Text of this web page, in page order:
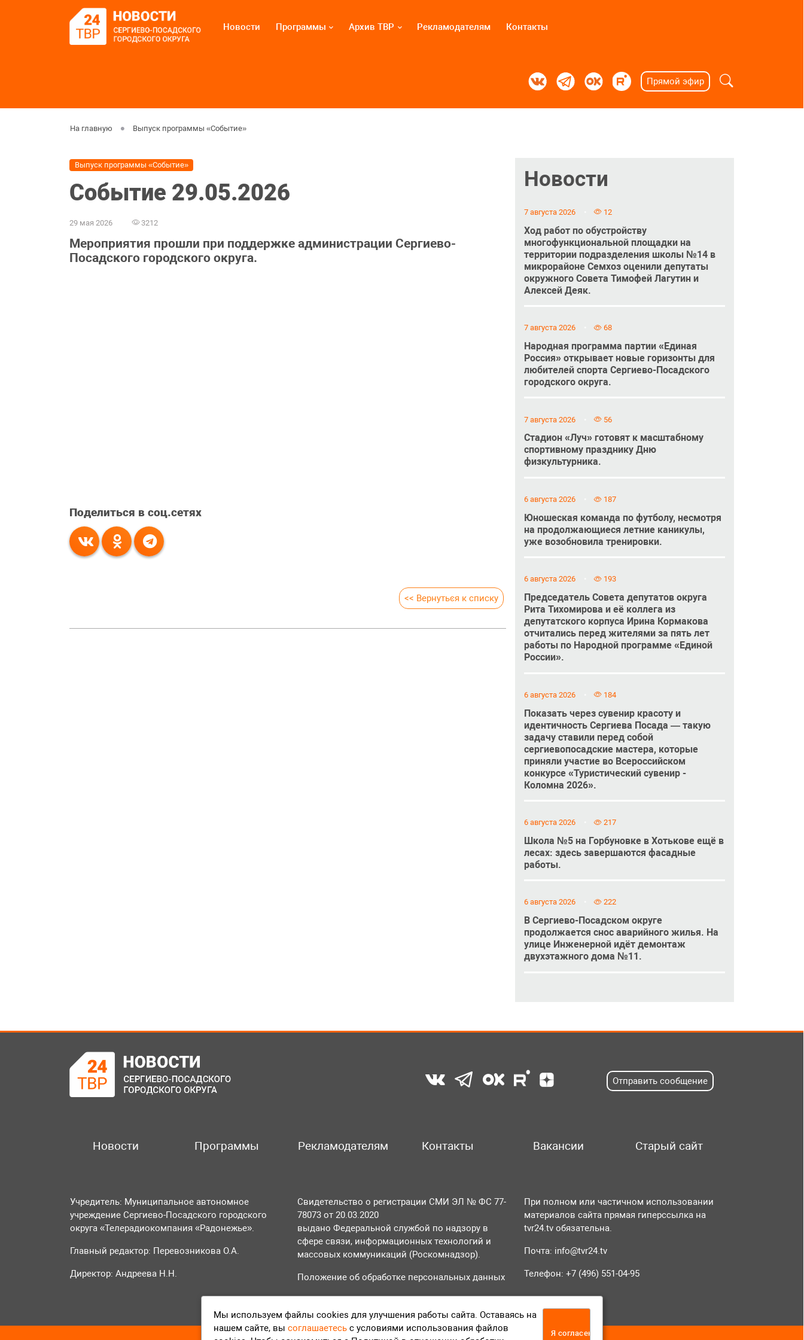
Новости Программы Архив ТВР Рекламодателям Контакты
Прямой эфир
На главную Выпуск программы «Событие»
Выпуск программы «Событие»
Событие 29.05.2026
29 мая 2026 3212
Мероприятия прошли при поддержке администрации Сергиево-
Посадского городского округа.
Поделиться в соц.сетях
<< Вернуться к списку
Новости
7 августа 2026 12
Ход работ по обустройству
многофункциональной площадки на
территории подразделения школы №14 в
микрорайоне Семхоз оценили депутаты
окружного Совета Тимофей Лагутин и
Алексей Деяк.
7 августа 2026 68
Народная программа партии «Единая
Россия» открывает новые горизонты для
любителей спорта Сергиево-Посадского
городского округа.
7 августа 2026 56
Стадион «Луч» готовят к масштабному
спортивному празднику Дню
физкультурника.
6 августа 2026 187
Юношеская команда по футболу, несмотря
на продолжающиеся летние каникулы,
уже возобновила тренировки.
6 августа 2026 193
Председатель Совета депутатов округа
Рита Тихомирова и её коллега из
депутатского корпуса Ирина Кормакова
отчитались перед жителями за пять лет
работы по Народной программе «Единой
России».
6 августа 2026 184
Показать через сувенир красоту и
идентичность Сергиева Посада — такую
задачу ставили перед собой
сергиевопосадские мастера, которые
приняли участие во Всероссийском
конкурсе «Туристический сувенир -
Коломна 2026».
6 августа 2026 217
Школа №5 на Горбуновке в Хотькове ещё в
лесах: здесь завершаются фасадные
работы.
6 августа 2026 222
В Сергиево-Посадском округе
продолжается снос аварийного жилья. На
улице Инженерной идёт демонтаж
двухэтажного дома №11.
Отправить сообщение
Новости Программы Рекламодателям Контакты Вакансии Старый сайт
Учредитель: Муниципальное автономное
учреждение Сергиево-Посадского городского
округа «Телерадиокомпания «Радонежье».
Главный редактор: Перевозникова О.А.
Директор: Андреева Н.Н.
Свидетельство о регистрации СМИ ЭЛ № ФС 77-
78073 от 20.03.2020
выдано Федеральной службой по надзору в
сфере связи, информационных технологий и
массовых коммуникаций (Роскомнадзор).
Положение об обработке персональных данных
Согласие на обработку персональных данных
При полном или частичном использовании
материалов сайта прямая гиперссылка на
tvr24.tv обязательна.
Почта: info@tvr24.tv
Телефон: +7 (496) 551-04-95
Мы используем файлы cookies для улучшения работы сайта. Оставаясь на
нашем сайте, вы соглашаетесь с условиями использования файлов
Я согласен